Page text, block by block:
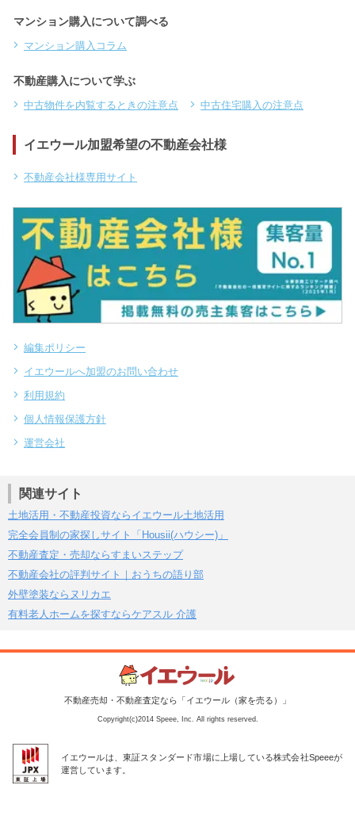
マンション購入について調べる
マンション購入コラム
不動産購入について学ぶ
中古物件を内覧するときの注意点 中古住宅購入の注意点
イエウール加盟希望の不動産会社様
不動産会社様専用サイト
編集ポリシー
イエウールへ加盟のお問い合わせ
利用規約
個人情報保護方針
運営会社
関連サイト
土地活用・不動産投資ならイエウール土地活用
完全会員制の家探しサイト「Housii(ハウシー)」
不動産査定・売却ならすまいステップ
不動産会社の評判サイト｜おうちの語り部
外壁塗装ならヌリカエ
有料老人ホームを探すならケアスル 介護
不動産売却・不動産査定なら「イエウール（家を売る）」
Copyright(c)2014 Speee, Inc. All rights reserved.
イエウールは、東証スタンダード市場に上場している株式会社Speeeが
運営しています。